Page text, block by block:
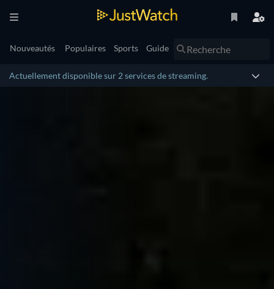
Nouveautés Populaires Sports Guide
Actuellement disponible sur 2 services de streaming.